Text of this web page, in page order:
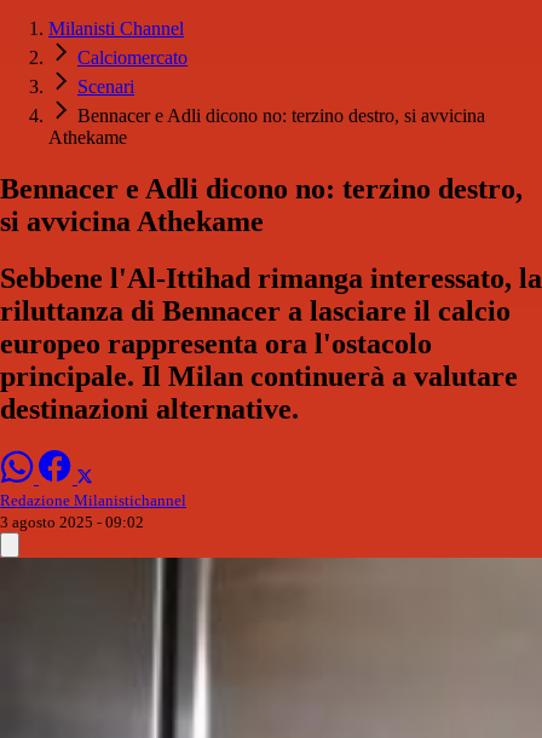
Milanisti Channel
Calciomercato
Scenari
Bennacer e Adli dicono no: terzino destro, si avvicina
Athekame
Bennacer e Adli dicono no: terzino destro,
si avvicina Athekame
Sebbene l'Al-Ittihad rimanga interessato, la
riluttanza di Bennacer a lasciare il calcio
europeo rappresenta ora l'ostacolo
principale. Il Milan continuerà a valutare
destinazioni alternative.
Redazione Milanistichannel
3 agosto 2025 - 09:02